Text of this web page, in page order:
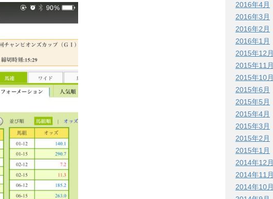
2016年4月
2016年3月
2016年2月
2016年1月
2015年12月
2015年11月
2015年10月
2015年6月
2015年5月
2015年4月
2015年3月
2015年2月
2015年1月
2014年12月
2014年11月
2014年10月